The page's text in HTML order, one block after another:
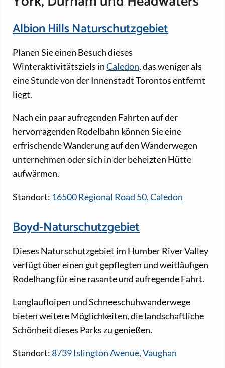
Albion Hills Naturschutzgebiet
Planen Sie einen Besuch dieses
Winteraktivitätsziels inCaledon, das weniger als
eine Stunde von der Innenstadt Torontos entfernt
liegt.
Nach ein paar aufregenden Fahrten auf der
hervorragenden Rodelbahn können Sie eine
erfrischende Wanderung auf den Wanderwegen
unternehmen oder sich in der beheizten Hütte
aufwärmen.
Standort: 16500 Regional Road 50, Caledon
Boyd-Naturschutzgebiet
Dieses Naturschutzgebiet im Humber River Valley
verfügt über einen gut gepflegten und weitläufigen
Rodelhang für eine rasante und aufregende Fahrt.
Langlaufloipen und Schneeschuhwanderwege
bieten weitere Möglichkeiten, die landschaftliche
Schönheit dieses Parks zu genießen.
Standort:8739 Islington Avenue, Vaughan